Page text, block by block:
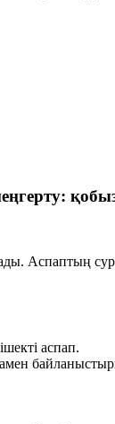
Аспаптың
аспап.